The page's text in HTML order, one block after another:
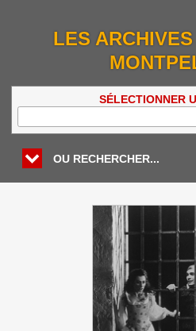
LES
SÉLECTIONNER
OU RECHERCHER...